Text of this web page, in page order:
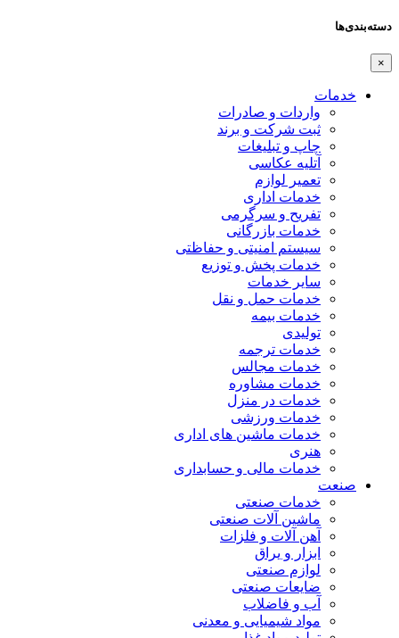
دسته‌بندی‌ها
×
خدمات
واردات و صادرات
ثبت شرکت و برند
چاپ و تبلیغات
آتلیه عکاسی
تعمیر لوازم
خدمات اداری
تفریح و سرگرمی
خدمات بازرگانی
سیستم امنیتی و حفاظتی
خدمات پخش و توزیع
سایر خدمات
خدمات حمل و نقل
خدمات بیمه
تولیدی
خدمات ترجمه
خدمات مجالس
خدمات مشاوره
خدمات در منزل
خدمات ورزشی
خدمات ماشین های اداری
هنری
خدمات مالی و حسابداری
صنعت
خدمات صنعتی
ماشین آلات صنعتی
آهن آلات و فلزات
ابزار و یراق
لوازم صنعتی
ضایعات صنعتی
آب و فاضلاب
مواد شیمیایی و معدنی